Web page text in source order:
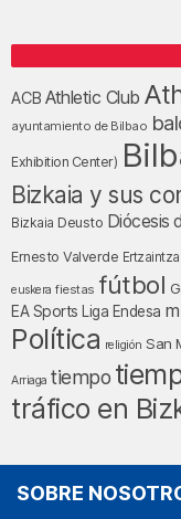
ACB Athletic Club
ayuntamiento de Bilbao
Exhibition Center)
Bizkaia y sus
Bizkaia Deusto Diócesis
Ernesto Valverde Ertzaintza
euskera fiestas fútbol
EA Sports
Liga Endesa
Política religión San
Arriaga tiempo
tráfico en
SOBRE